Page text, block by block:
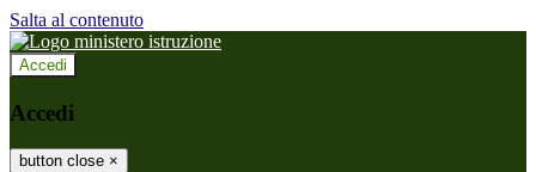
Salta al contenuto
Accedi
Accedi
button close ×